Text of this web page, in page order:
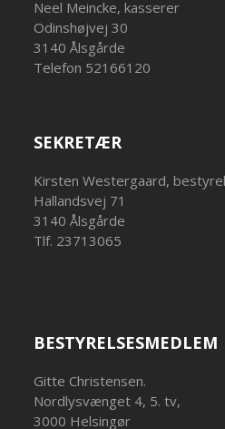
Neel Meincke, kasserer
Odinshøjvej 30
3140 Ålsgårde
Telefon 52166120
SEKRETÆR
Kirsten Westergaard,
Hallandsvej 71
3140 Ålsgårde
Tlf. 23713065
BESTYRELSESMEDLEM
Gitte Christensen.
Nordlysvænget 4, 5. tv,
3000 Helsingør